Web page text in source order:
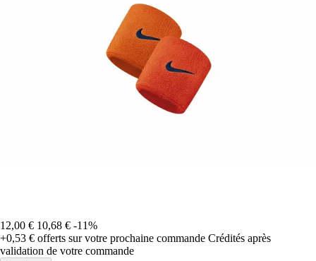
12,00 € 10,68 € -11%
+0,53 € offerts sur votre prochaine commande Crédités après
validation de votre commande